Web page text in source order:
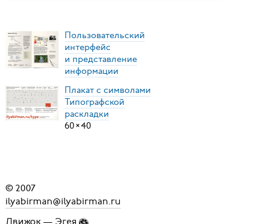
Пользовательский
интерфейс
и представление
информации
Плакат с символами
Типографской
раскладки
60×40
© 2007
ilyabirman@ilyabirman.ru
Движок — Эгея